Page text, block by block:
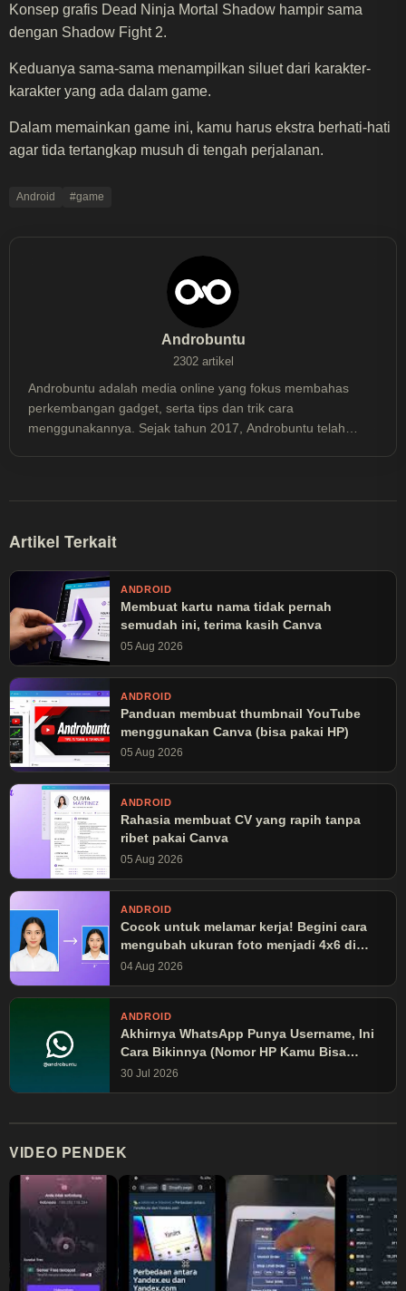
Konsep grafis Dead Ninja Mortal Shadow hampir sama
dengan Shadow Fight 2.
Keduanya sama-sama menampilkan siluet dari karakter-
karakter yang ada dalam game.
Dalam memainkan game ini, kamu harus ekstra berhati-hati
agar tida tertangkap musuh di tengah perjalanan.
Android #game
Androbuntu
2302 artikel
Androbuntu adalah media online yang fokus membahas
perkembangan gadget, serta tips dan trik cara
menggunakannya. Sejak tahun 2017, Androbuntu telah
Artikel Terkait
ANDROID
Membuat kartu nama tidak pernah
semudah ini, terima kasih Canva
05 Aug 2026
ANDROID
Panduan membuat thumbnail YouTube
menggunakan Canva (bisa pakai HP)
05 Aug 2026
ANDROID
Rahasia membuat CV yang rapih tanpa
ribet pakai Canva
05 Aug 2026
ANDROID
Cocok untuk melamar kerja! Begini cara
mengubah ukuran foto menjadi 4x6 di
Canva
04 Aug 2026
ANDROID
Akhirnya WhatsApp Punya Username, Ini
Cara Bikinnya (Nomor HP Kamu Bisa
Disembunyikan!)
30 Jul 2026
VIDEO PENDEK